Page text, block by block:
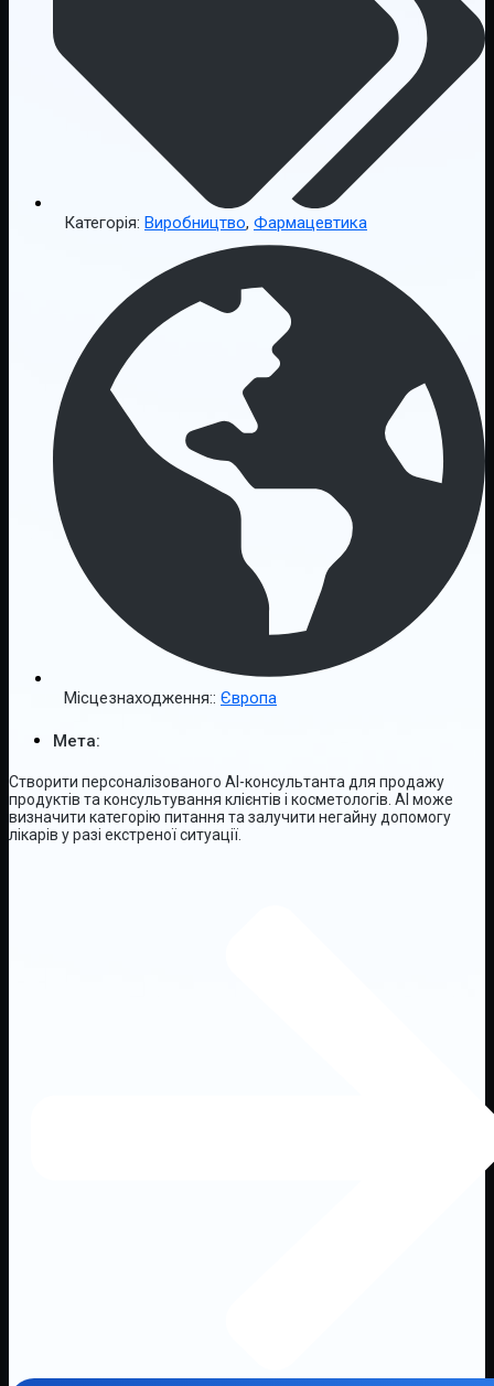
Категорія: Виробництво, Фармацевтика
Місцезнаходження:: Європа
Мета:
Створити персоналізованого AI-консультанта для продажу
продуктів та консультування клієнтів і косметологів. AI може
визначити категорію питання та залучити негайну допомогу
лікарів у разі екстреної ситуації.